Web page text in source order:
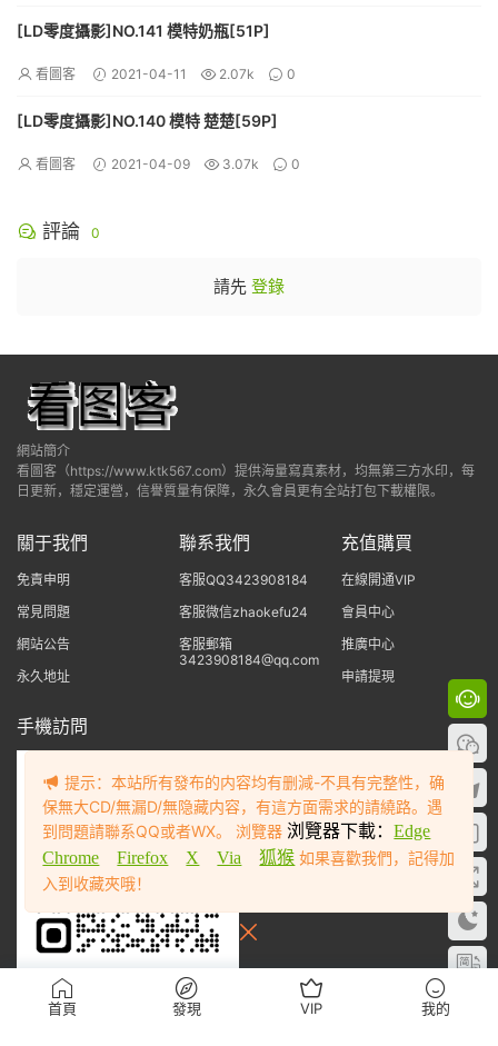
[LD零度攝影]NO.141 模特奶瓶[51P]
看圖客 2021-04-11 2.07k 0
[LD零度攝影]NO.140 模特 楚楚[59P]
看圖客 2021-04-09 3.07k 0
評論 0
請先 登錄
網站簡介
看圖客（https://www.ktk567.com）提供海量寫真素材，均無第三方水印，每
日更新，穩定運營，信譽質量有保障，永久會員更有全站打包下載權限。
關于我們
免責申明
常見問題
網站公告
永久地址
聯系我們
客服QQ3423908184
客服微信zhaokefu24
客服郵箱
3423908184@qq.com
充值購買
在線開通VIP
會員中心
推廣中心
申請提現
手機訪問
Copyright © 看圖客-ktk567.COM ©2018-2025 看圖客 站内大部分資源收集
首頁 發現 VIP 我的
提示：本站所有發布的内容均有删減-不具有完整性，确
保無大CD/無漏D/無隐藏内容，有這方面需求的請繞路。遇
到問題請聯系QQ或者WX。 浏覽器 浏覽器下載：Edge
Chrome
Firefox X Via 狐猴 如果喜歡我們，記得加
入到收藏夾哦！